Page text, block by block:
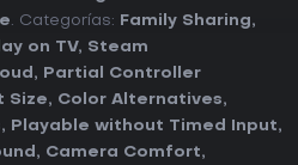
. Categorías: Family Sharing,
on TV, Steam
,
Partial Controller
Size, Color Alternatives,
, Playable without Timed Input,
, Camera Comfort,